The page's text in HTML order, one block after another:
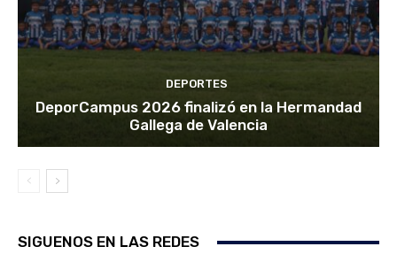
DEPORTES
DeporCampus 2026 finalizó en la Hermandad
Gallega de Valencia
SIGUENOS EN LAS REDES